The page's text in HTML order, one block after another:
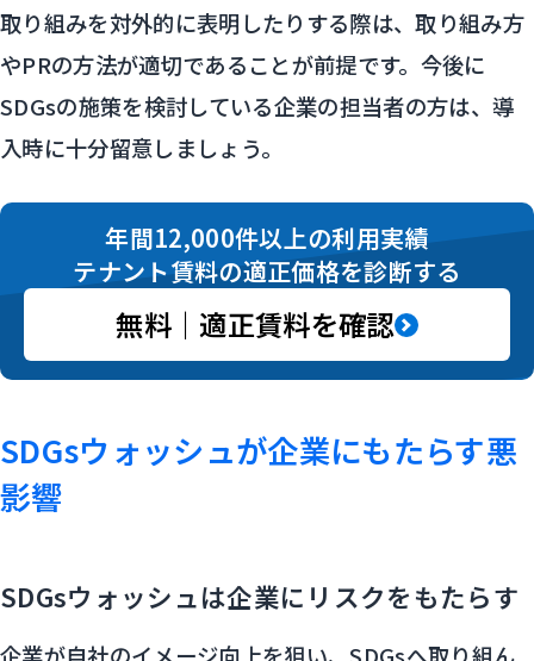
取り組みを対外的に表明したりする際は、取り組み方
やPRの方法が適切であることが前提です。今後に
SDGsの施策を検討している企業の担当者の方は、導
入時に十分留意しましょう。
年間12,000件以上の利用実績
テナント賃料の適正価格を診断する
無料｜適正賃料を確認
SDGsウォッシュが企業にもたらす悪
影響
SDGsウォッシュは企業にリスクをもたらす
企業が自社のイメージ向上を狙い、SDGsへ取り組ん